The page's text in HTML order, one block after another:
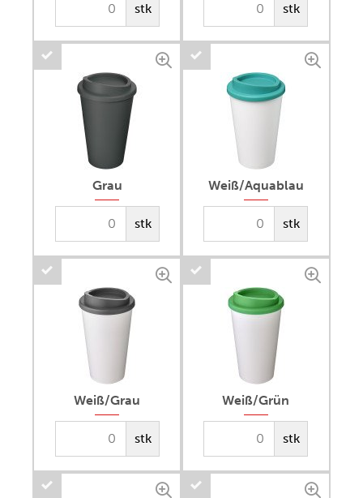
stk stk
Grau
stk
Weiß/Aquablau
stk
Weiß/Grau
stk
Weiß/Grün
stk